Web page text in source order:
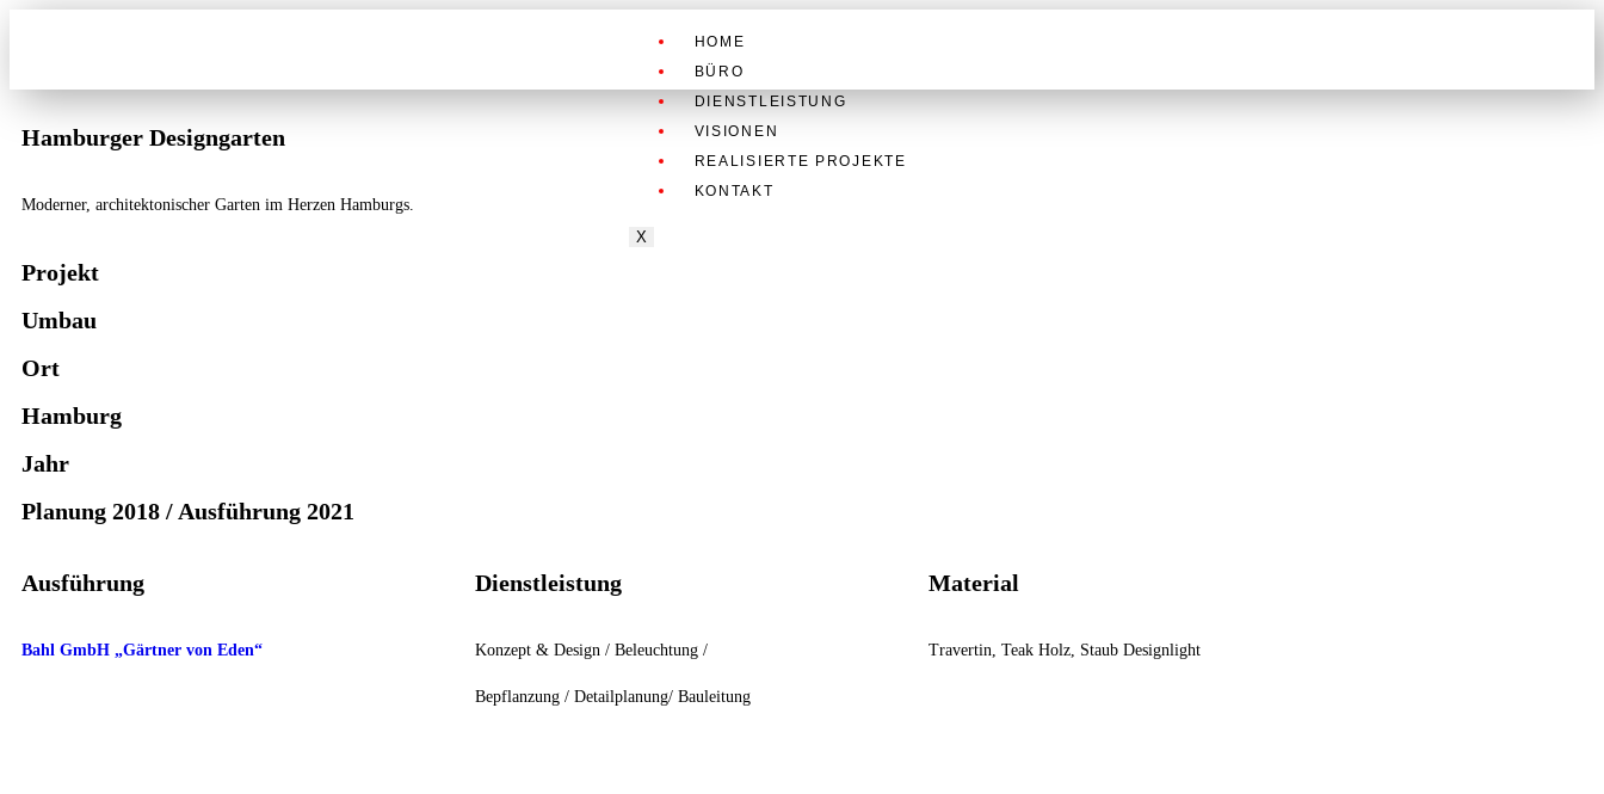
HOME
BÜRO
DIENSTLEISTUNG
VISIONEN
REALISIERTE PROJEKTE
KONTAKT
X
Hamburger Designgarten
Moderner, architektonischer Garten im Herzen Hamburgs.
Projekt
Umbau
Ort
Hamburg
Jahr
Planung 2018 / Ausführung 2021
Ausführung
Bahl GmbH „Gärtner von Eden“
Dienstleistung
Konzept & Design / Beleuchtung /
Bepflanzung / Detailplanung/ Bauleitung
Material
Travertin, Teak Holz, Staub Designlight